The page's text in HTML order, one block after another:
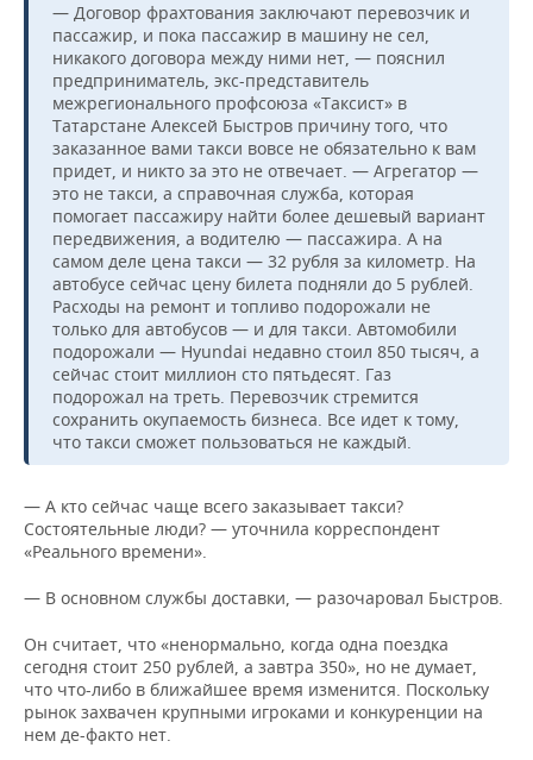
— Договор фрахтования заключают перевозчик и
пассажир, и пока пассажир в машину не сел,
никакого договора между ними нет, — пояснил
предприниматель, экс-представитель
межрегионального профсоюза «Таксист» в
Татарстане Алексей Быстров причину того, что
заказанное вами такси вовсе не обязательно к вам
придет, и никто за это не отвечает. — Агрегатор —
это не такси, а справочная служба, которая
помогает пассажиру найти более дешевый вариант
передвижения, а водителю — пассажира. А на
самом деле цена такси — 32 рубля за километр. На
автобусе сейчас цену билета подняли до 5 рублей.
Расходы на ремонт и топливо подорожали не
только для автобусов — и для такси. Автомобили
подорожали — Hyundai недавно стоил 850 тысяч, а
сейчас стоит миллион сто пятьдесят. Газ
подорожал на треть. Перевозчик стремится
сохранить окупаемость бизнеса. Все идет к тому,
что такси сможет пользоваться не каждый.
— А кто сейчас чаще всего заказывает такси?
Состоятельные люди? — уточнила корреспондент
«Реального времени».
— В основном службы доставки, — разочаровал Быстров.
Он считает, что «ненормально, когда одна поездка
сегодня стоит 250 рублей, а завтра 350», но не думает,
что что-либо в ближайшее время изменится. Поскольку
рынок захвачен крупными игроками и конкуренции на
нем де-факто нет.